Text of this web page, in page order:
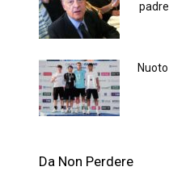
Da Non Perdere